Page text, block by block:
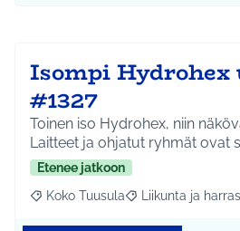
Isompi
#1327
Toinen iso Hydrohex, niin
Laitteet ja ohjatut ryhmät ovat
Etenee jatkoon
Rajaa tulokset aihepiirin mukaan:
Koko Tuusula Rajaa tulokset
Liikunta ja